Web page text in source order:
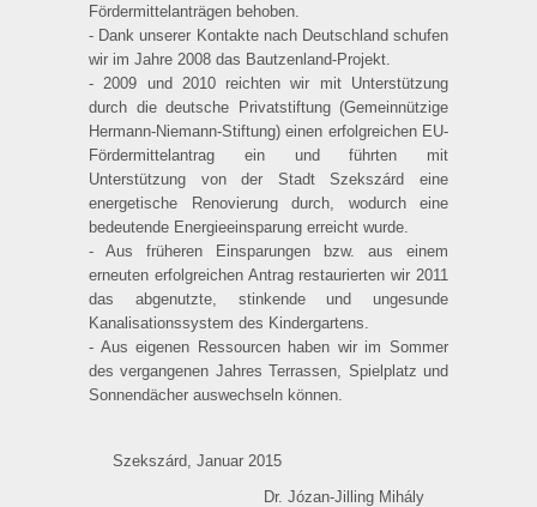
Fördermittelanträgen behoben.
- Dank unserer Kontakte nach Deutschland schufen
wir im Jahre 2008 das Bautzenland-Projekt.
- 2009 und 2010 reichten wir mit Unterstützung
durch die deutsche Privatstiftung (Gemeinnützige
Hermann-Niemann-Stiftung) einen erfolgreichen EU-
Förder­mittelantrag ein und führten mit
Unterstützung von der Stadt Szekszárd eine
energetische Renovierung durch, wodurch eine
bedeutende Energie­einsparung erreicht wurde.
- Aus früheren Einsparungen bzw. aus einem
erneuten erfolgreichen Antrag restaurierten wir 2011
das abgenutzte, stinkende und ungesunde
Kanalisations­system des Kindergartens.
- Aus eigenen Ressourcen haben wir im Sommer
des vergangenen Jahres Terrassen, Spielplatz und
Sonnendächer auswechseln können.
Szekszárd, Januar 2015
Dr. Józan-Jilling Mihály